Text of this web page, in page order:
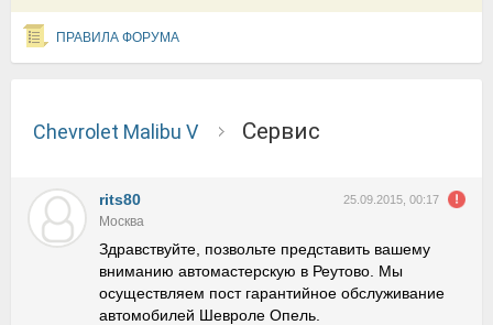
ПРАВИЛА ФОРУМА
Chevrolet Malibu V сервис
rits80 25.09.2015, 00:17
Москва
Здравствуйте, позвольте представить вашему
вниманию автомастерскую в Реутово. Мы
осуществляем пост гарантийное обслуживание
автомобилей Шевроле Опель.